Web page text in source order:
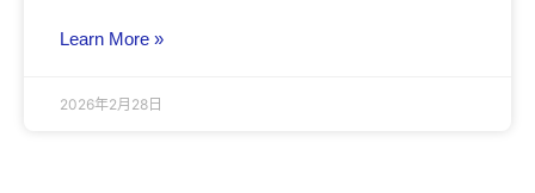
Learn More »
2026年2月28日